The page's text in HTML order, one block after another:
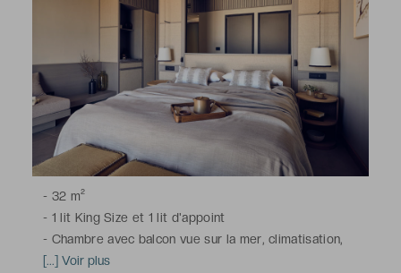
- 32 m²
- 1 lit King Size et 1 lit d'appoint
- Chambre avec balcon vue sur la mer, climatisation,
télévision à écran plat avec chaînes satellite, machine à
[...] Voir plus